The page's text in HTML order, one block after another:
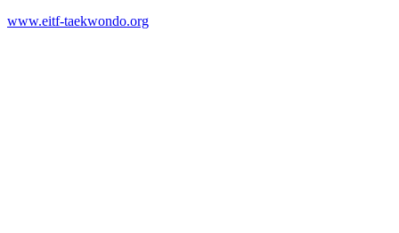
www.eitf-taekwondo.org